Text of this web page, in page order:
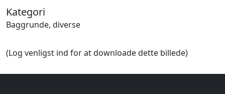
Lyd, billede
Mad, drikke
Mærkedage
Mennesker
Kategori
Baggrunde, diverse
(Log venligst ind for at downloade dette billede)